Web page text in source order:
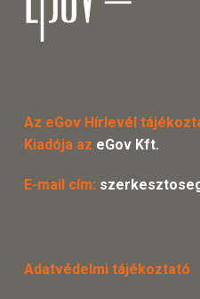
Az eGov Hírlevél
Kiadója az eGov Kft.
E-mail cím:
Adatvédelmi tájékoztató